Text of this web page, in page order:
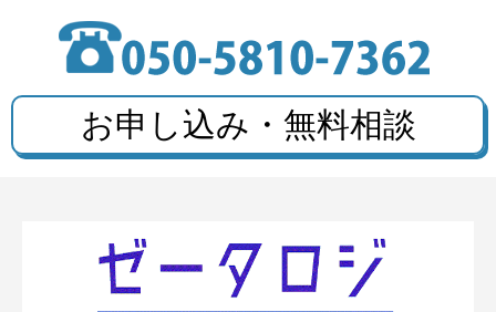
お申し込み・無料相談